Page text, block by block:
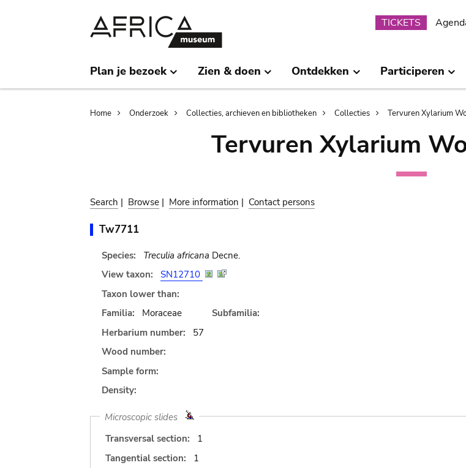
TICKETS
Plan je bezoek Zien & doen Ontdekken Participeren
Breadcrumb
Home Onderzoek Collecties, archieven en bibliotheken Collecties Tervuren Xylarium
Tervuren Xylarium
Search | Browse | More information | Contact persons
Tw7711
Species: Treculia africana Decne.
View taxon:
SN12710
Taxon lower than:
Familia:
Moraceae
Subfamilia:
Herbarium number:
57
Wood number:
Sample form:
Density:
Microscopic slides
Transversal section:
1
Tangential section:
1